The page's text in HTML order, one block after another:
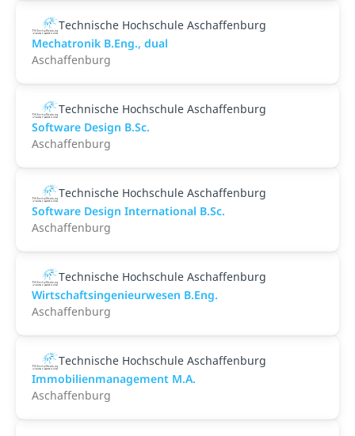
Technische Hochschule Aschaffenburg
Mechatronik B.Eng., dual
Aschaffenburg
Technische Hochschule Aschaffenburg
Software Design B.Sc.
Aschaffenburg
Technische Hochschule Aschaffenburg
Software Design International B.Sc.
Aschaffenburg
Technische Hochschule Aschaffenburg
Wirtschaftsingenieurwesen B.Eng.
Aschaffenburg
Technische Hochschule Aschaffenburg
Immobilienmanagement M.A.
Aschaffenburg